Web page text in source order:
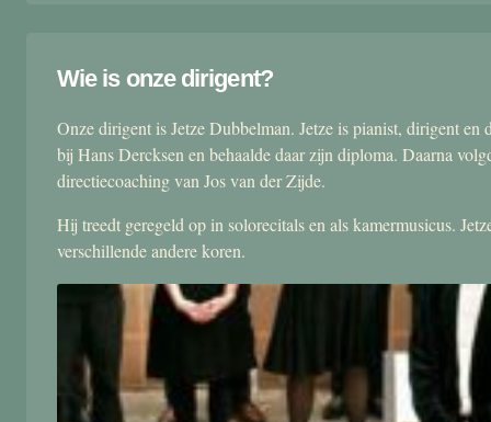
Wie is onze dirigent?
Onze dirigent is Jetze Dubbelman. Jetze is pianist, dirigent
bij Hans Dercksen en behaalde daar zijn diploma. Daarna
directiecoaching van Jos van der Zijde.
Hij treedt geregeld op in solorecitals en als kamermusicus.
verschillende andere koren.